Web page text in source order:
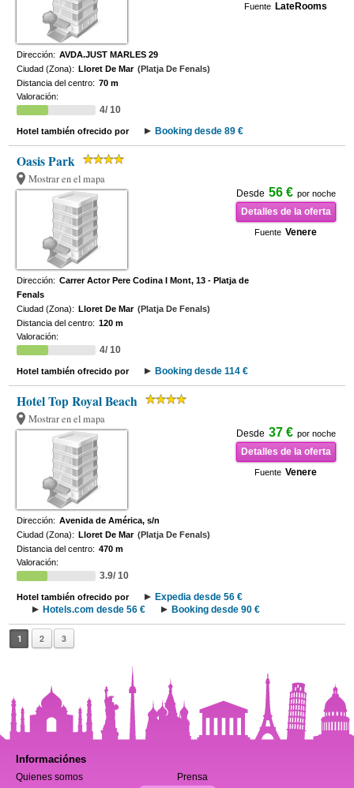
Fuente LateRooms
Dirección: AVDA.JUST MARLES 29
Ciudad (Zona): Lloret De Mar (Platja De Fenals)
Distancia del centro: 70 m
Valoración:
4/ 10
Hotel también ofrecido por Booking desde 89 €
Oasis Park
Mostrar en el mapa
Desde 56 € por noche
Detalles de la oferta
Fuente Venere
Dirección: Carrer Actor Pere Codina I Mont, 13 - Platja de
Fenals
Ciudad (Zona): Lloret De Mar (Platja De Fenals)
Distancia del centro: 120 m
Valoración:
4/ 10
Hotel también ofrecido por Booking desde 114 €
Hotel Top Royal Beach
Mostrar en el mapa
Desde 37 € por noche
Detalles de la oferta
Fuente Venere
Dirección: Avenida de América, s/n
Ciudad (Zona): Lloret De Mar (Platja De Fenals)
Distancia del centro: 470 m
Valoración:
3.9/ 10
Hotel también ofrecido por
Expedia desde 56 €
Hotels.com desde 56 €
Booking desde 90 €
1 2 3
Informaciónes
Quienes somos
Prensa